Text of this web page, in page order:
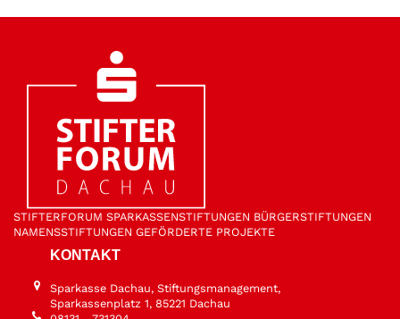
STIFTER­FORUM SPARKASSEN­STIFTUNGEN BÜRGER­STIFTUNGEN
NAMENS­STIFTUNGEN GEFÖRDERTE PROJEKTE
KONTAKT
Sparkasse Dachau, Stiftungsmanagement,
Sparkassenplatz 1, 85221 Dachau